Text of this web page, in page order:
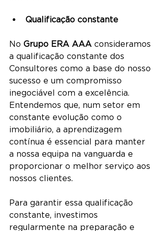
Qualificação constante
No Grupo ERA AAA consideramos
a qualificação constante dos
Consultores como a base do nosso
sucesso e um compromisso
inegociável com a excelência.
Entendemos que, num setor em
constante evolução como o
imobiliário, a aprendizagem
contínua é essencial para manter
a nossa equipa na vanguarda e
proporcionar o melhor serviço aos
nossos clientes.
Para garantir essa qualificação
constante, investimos
regularmente na preparação e